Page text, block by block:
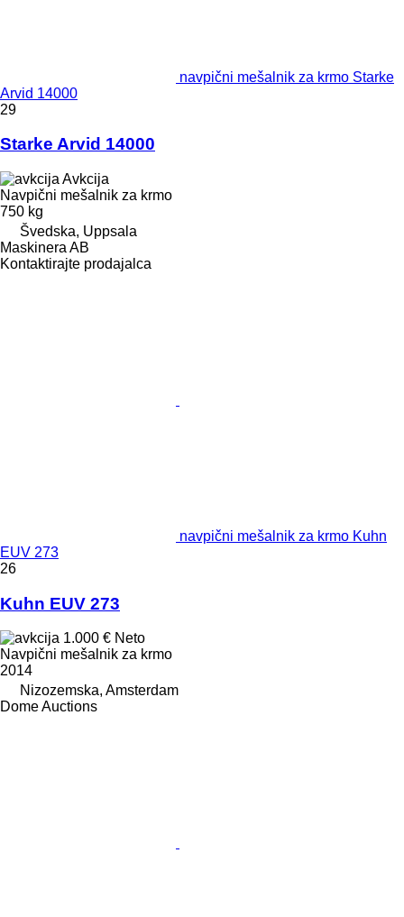
navpični mešalnik za krmo Starke
Arvid 14000
29
Starke Arvid 14000
Avkcija
Navpični mešalnik za krmo
750 kg
Švedska, Uppsala
Maskinera AB
Kontaktirajte prodajalca
navpični mešalnik za krmo Kuhn
EUV 273
26
Kuhn EUV 273
1.000 € Neto
Navpični mešalnik za krmo
2014
Nizozemska, Amsterdam
Dome Auctions